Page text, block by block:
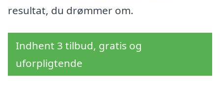
resultat, du drømmer om.
Indhent 3 tilbud, gratis og
uforpligtende